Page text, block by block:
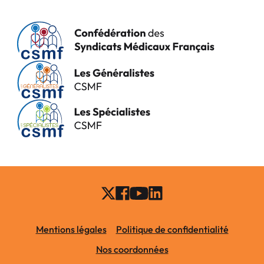
Mentions légales
Politique de confidentialité
Nos coordonnées